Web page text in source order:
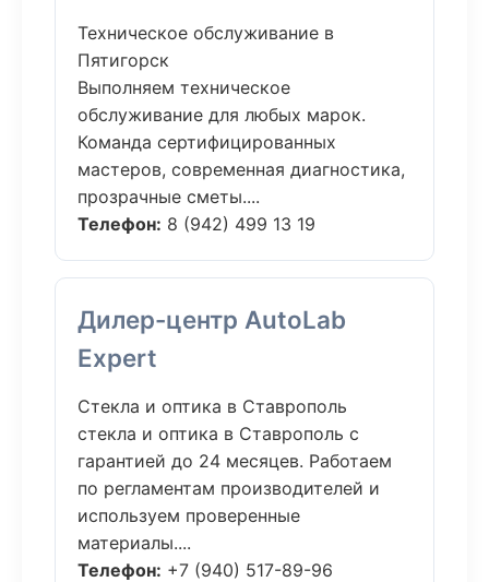
Техническое обслуживание в
Пятигорск
Выполняем техническое
обслуживание для любых марок.
Команда сертифицированных
мастеров, современная диагностика,
прозрачные сметы....
Телефон: 8 (942) 499 13 19
Дилер-центр AutoLab
Expert
Стекла и оптика в Ставрополь
стекла и оптика в Ставрополь с
гарантией до 24 месяцев. Работаем
по регламентам производителей и
используем проверенные
материалы....
Телефон: +7 (940) 517-89-96